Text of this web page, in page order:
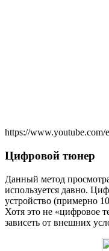
https://www.youtube.com/
Цифровой тюнер
Данный метод
используется давно.
устройство (примерно
Хотя это не «цифровое
зависеть от внешних